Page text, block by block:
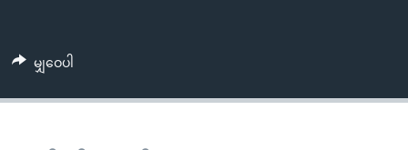
မျှဝေပါ